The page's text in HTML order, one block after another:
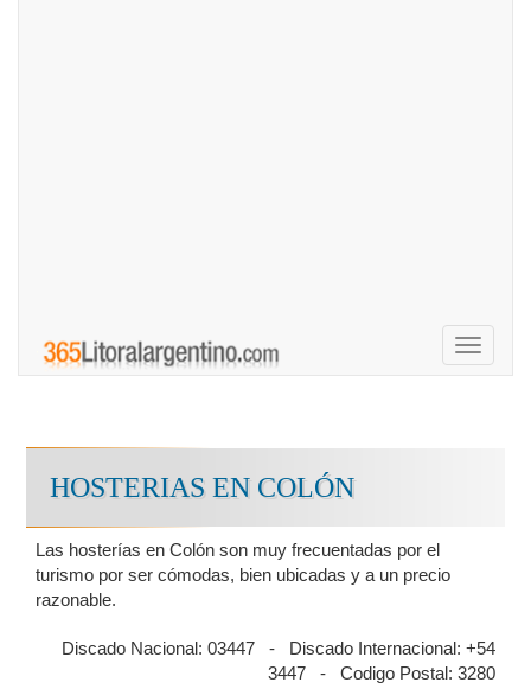
Toggle
HOSTERIAS EN COLÓN
Las hosterías en Colón son muy frecuentadas por el
turismo por ser cómodas, bien ubicadas y a un precio
razonable.
Discado Nacional: 03447 - Discado Internacional: +54
3447 - Codigo Postal: 3280